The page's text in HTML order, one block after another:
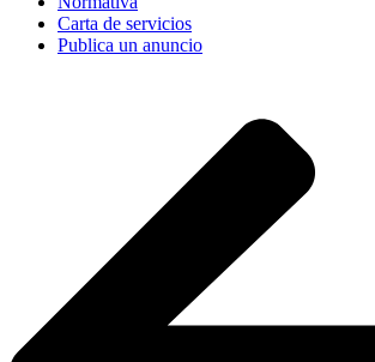
Carta de servicios
Publica un anuncio